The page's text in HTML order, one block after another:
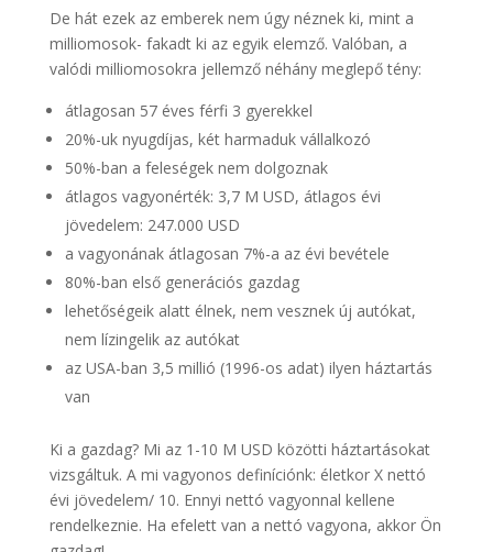
De hát ezek az emberek nem úgy néznek ki, mint a
milliomosok- fakadt ki az egyik elemző. Valóban, a
valódi milliomosokra jellemző néhány meglepő tény:
átlagosan 57 éves férfi 3 gyerekkel
20%-uk nyugdíjas, két harmaduk vállalkozó
50%-ban a feleségek nem dolgoznak
átlagos vagyonérték: 3,7 M USD, átlagos évi
jövedelem: 247.000 USD
a vagyonának átlagosan 7%-a az évi bevétele
80%-ban első generációs gazdag
lehetőségeik alatt élnek, nem vesznek új autókat,
nem lízingelik az autókat
az USA-ban 3,5 millió (1996-os adat) ilyen háztartás
van
Ki a gazdag? Mi az 1-10 M USD közötti háztartásokat
vizsgáltuk. A mi vagyonos definíciónk: életkor X nettó
évi jövedelem/ 10. Ennyi nettó vagyonnal kellene
rendelkeznie. Ha efelett van a nettó vagyona, akkor Ön